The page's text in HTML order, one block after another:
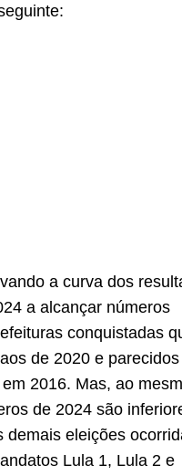
a curva dos
a alcançar números
conquistadas
de 2020 e
2016. Mas, ao
de 2024 são
demais eleições
Lula 1, Lula 2 e